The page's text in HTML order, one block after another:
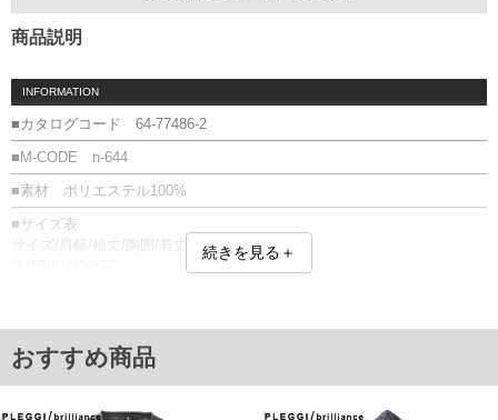
商品説明
INFORMATION
■カタログコード 64-77486-2
■M-CODE n-644
■素材 ポリエステル100%
■サイズ表
サイズ/肩幅/袖丈/胸囲/着丈
6L/64/63/148/83
単位はcm
続きを見る＋
おすすめ商品